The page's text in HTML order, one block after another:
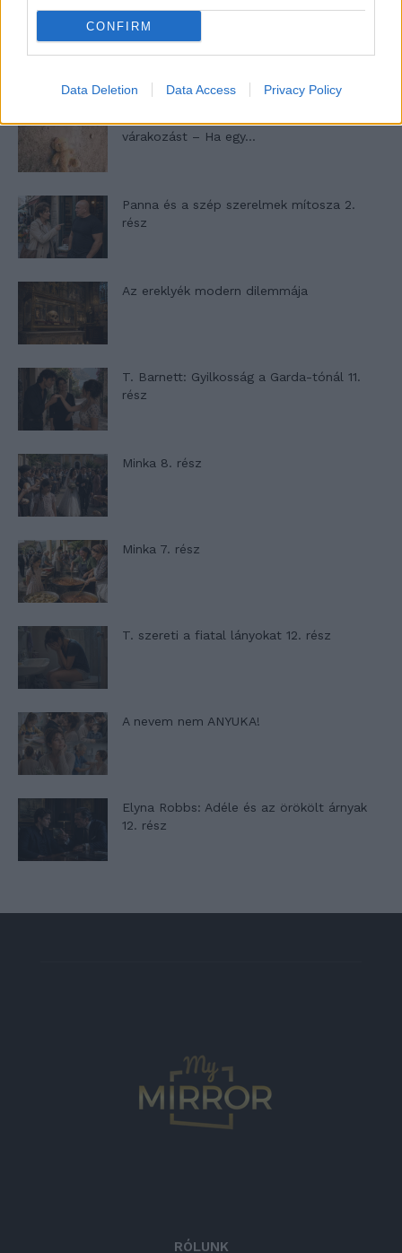
CONFIRM
Data Deletion Data Access Privacy Policy
Egy ház, amely a tengerre és a fényre
várakozást – Ha egy...
Panna és a szép szerelmek mítosza 2.
rész
Az ereklyék modern dilemmája
T. Barnett: Gyilkosság a Garda-tónál 11.
rész
Minka 8. rész
Minka 7. rész
T. szereti a fiatal lányokat 12. rész
A nevem nem ANYUKA!
Elyna Robbs: Adéle és az örökölt árnyak
12. rész
RÓLUNK